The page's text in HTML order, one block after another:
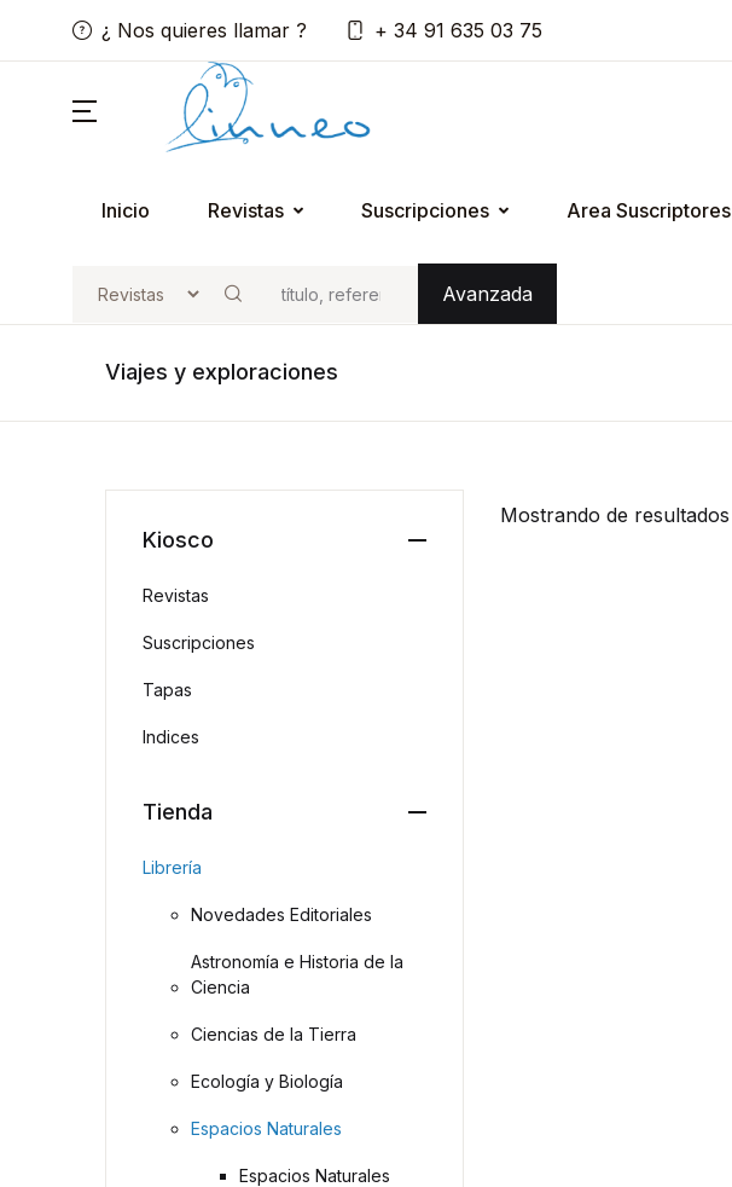
¿ Nos quieres llamar ? + 34 91 635 03 75
Inicio Revistas Suscripciones Area Suscriptores
Buscar
Avanzada
Viajes y exploraciones
Mostrando de resultados
Kiosco
Revistas
Suscripciones
Tapas
Indices
Tienda
Librería
Novedades Editoriales
Astronomía e Historia de la
Ciencia
Ciencias de la Tierra
Ecología y Biología
Espacios Naturales
Espacios Naturales